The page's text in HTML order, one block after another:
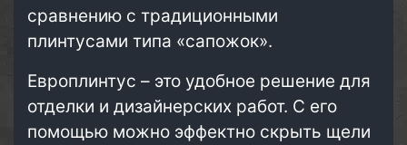
сравнению с традиционными
плинтусами типа «сапожок».
Европлинтус – это удобное решение для
отделки и дизайнерских работ. С его
помощью можно эффектно скрыть щели